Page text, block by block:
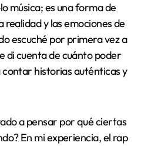
música; es una forma de
y las emociones de
escuché por primera vez a
di cuenta de cuánto poder
historias auténticas y
a pensar por qué ciertas
En mi experiencia, el rap